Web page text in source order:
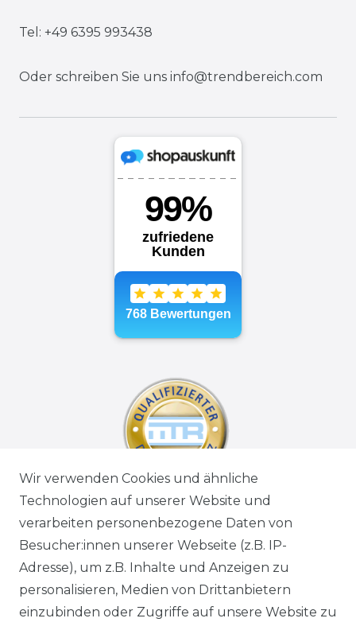
Tel: +49 6395 993438
Oder schreiben Sie uns info@trendbereich.com
Wir verwenden Cookies und ähnliche
Technologien auf unserer Website und
verarbeiten personenbezogene Daten von
Besucher:innen unserer Webseite (z.B. IP-
Adresse), um z.B. Inhalte und Anzeigen zu
personalisieren, Medien von Drittanbietern
einzubinden oder Zugriffe auf unsere Website zu